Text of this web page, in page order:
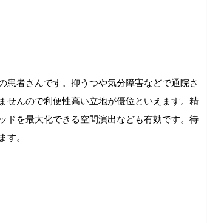
者さんです。抑うつや気分障害などで通院さ
せんので利便性高い立地が優位といえます。精
ドを最大化できる空間演出なども有効です。待
す。